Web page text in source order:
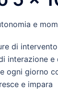
e
di
ogni giorno
e impara